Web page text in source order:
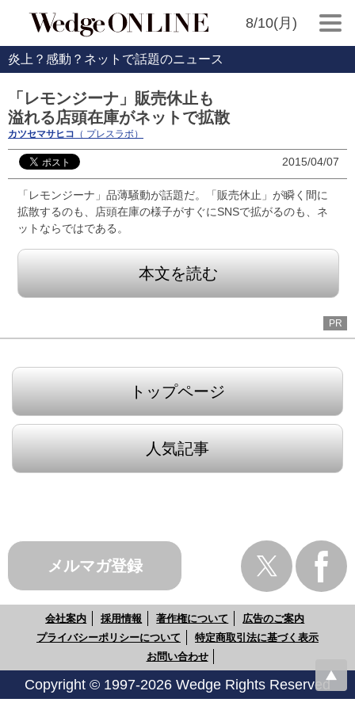
8/10(月)
炎上？感動？ネットで話題のニュース
「レモンジーナ」販売休止も
溢れる店頭在庫がネットで拡散
カツセマサヒコ （ プレスラボ）
2015/04/07
「レモンジーナ」品薄騒動が話題だ。「販売休止」が瞬く間に
拡散するのも、店頭在庫の様子がすぐにSNSで拡がるのも、ネ
ットならではである。
本文を読む
PR
トップページ
人気記事
メルマガ登録
会社案内 採用情報 著作権について
広告のご案内
プライバシーポリシーについて
特定商取引法に基づく表示
お問い合わせ
Copyright © 1997-2026 Wedge Rights Reserved